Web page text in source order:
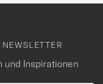
und Inspirationen